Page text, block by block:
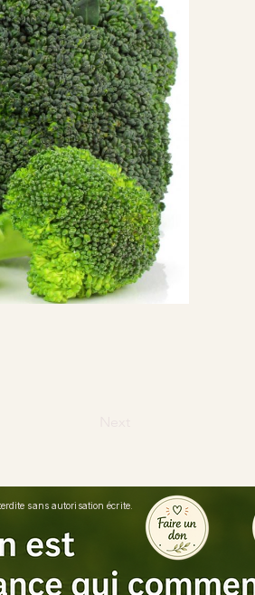
sans autorisation écrite.